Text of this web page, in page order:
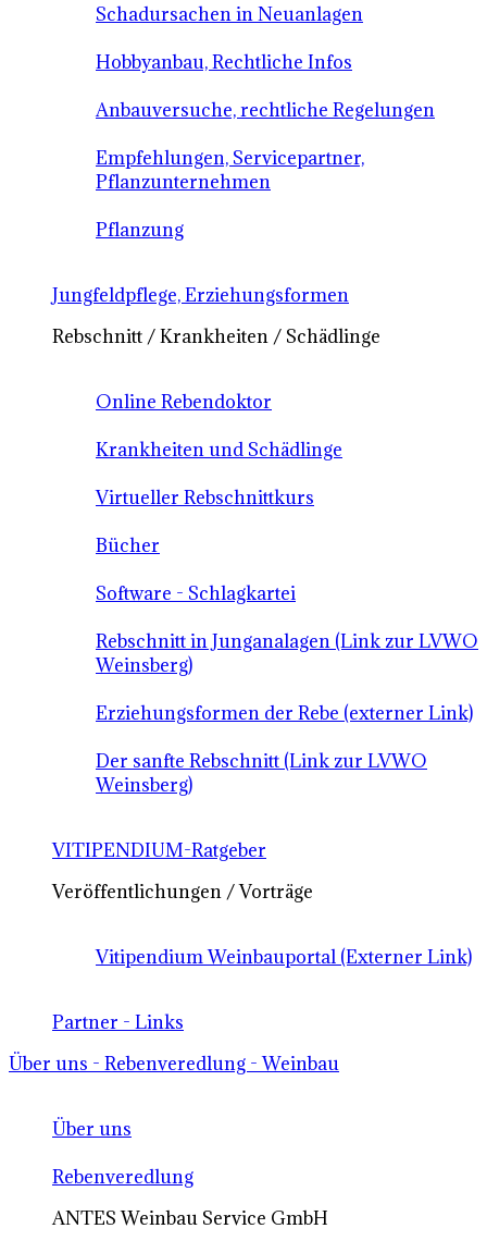
Schadursachen in Neuanlagen
Hobbyanbau, Rechtliche Infos
Anbauversuche, rechtliche Regelungen
Empfehlungen, Servicepartner,
Pflanzunternehmen
Pflanzung
Jungfeldpflege, Erziehungsformen
Rebschnitt / Krankheiten / Schädlinge
Online Rebendoktor
Krankheiten und Schädlinge
Virtueller Rebschnittkurs
Bücher
Software - Schlagkartei
Rebschnitt in Junganalagen (Link zur LVWO
Weinsberg)
Erziehungsformen der Rebe (externer Link)
Der sanfte Rebschnitt (Link zur LVWO
Weinsberg)
VITIPENDIUM-Ratgeber
Veröffentlichungen / Vorträge
Vitipendium Weinbauportal (Externer Link)
Partner - Links
Über uns - Rebenveredlung - Weinbau
Über uns
Rebenveredlung
ANTES Weinbau Service GmbH